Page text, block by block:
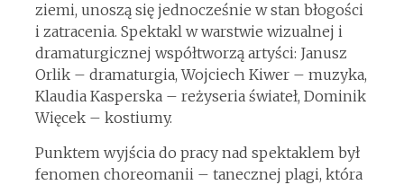
ziemi, unoszą się jednocześnie w stan błogości
i zatracenia. Spektakl w warstwie wizualnej i
dramaturgicznej współtworzą artyści: Janusz
Orlik – dramaturgia, Wojciech Kiwer – muzyka,
Klaudia Kasperska – reżyseria świateł, Dominik
Więcek – kostiumy.
Punktem wyjścia do pracy nad spektaklem był
fenomen choreomanii – tanecznej plagi, która